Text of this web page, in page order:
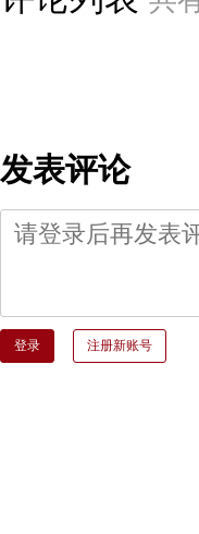
发表评论
登录 注册新账号